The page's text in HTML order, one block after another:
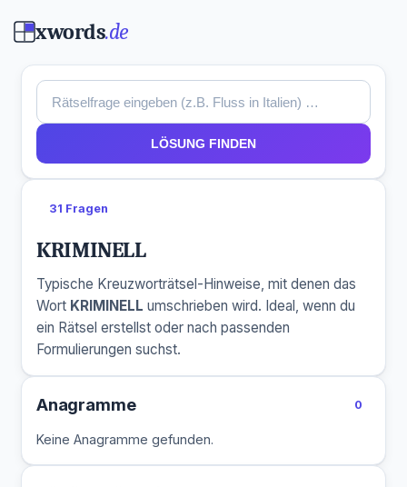
xwords.de
LÖSUNG FINDEN
31 Fragen
KRIMINELL
Typische Kreuzworträtsel-Hinweise, mit denen das
Wort KRIMINELL umschrieben wird. Ideal, wenn du
ein Rätsel erstellst oder nach passenden
Formulierungen suchst.
Anagramme 0
Keine Anagramme gefunden.